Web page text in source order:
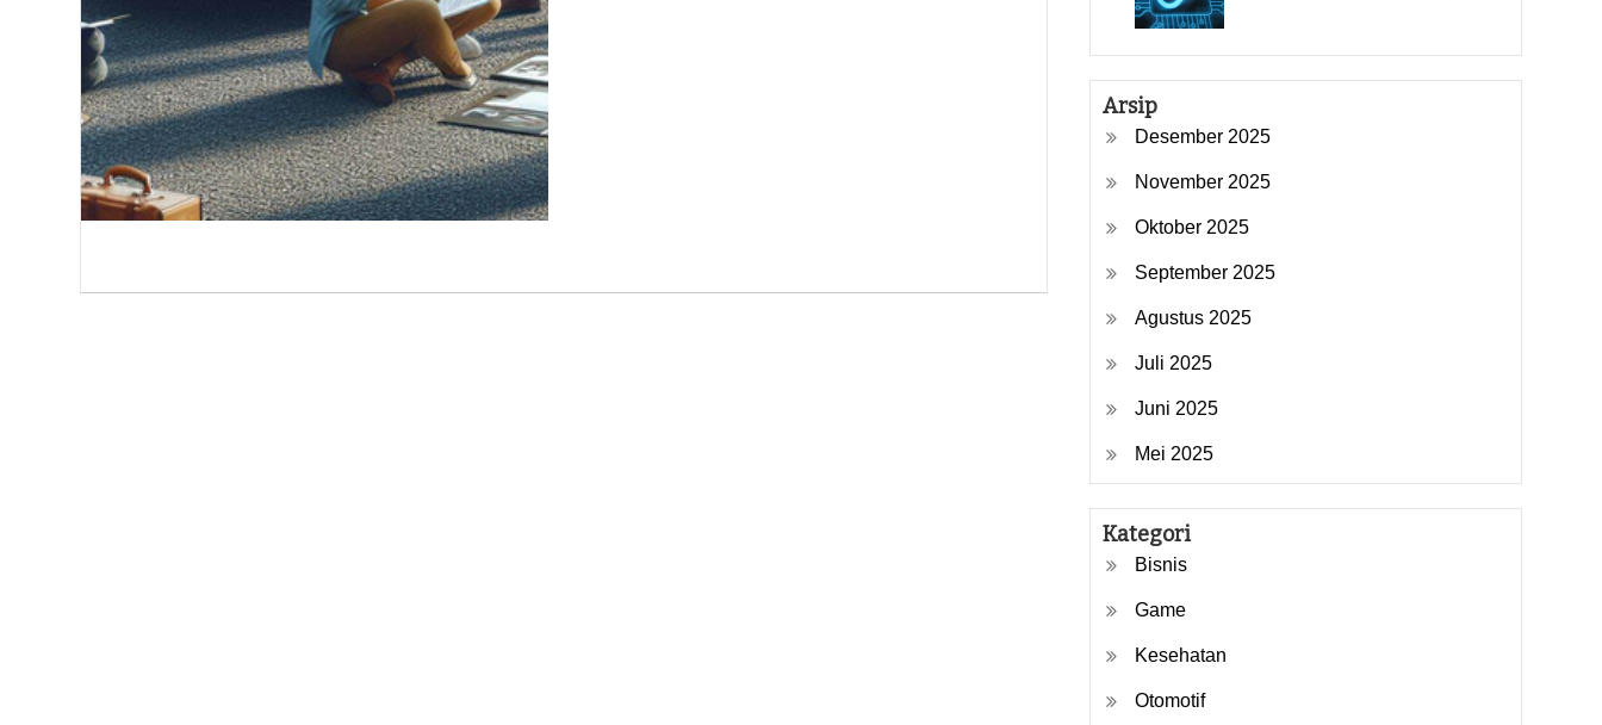
Arsip
Desember 2025
November 2025
Oktober 2025
September 2025
Agustus 2025
Juli 2025
Juni 2025
Mei 2025
Kategori
Bisnis
Game
Kesehatan
Otomotif